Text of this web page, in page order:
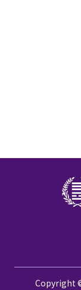
Copyright